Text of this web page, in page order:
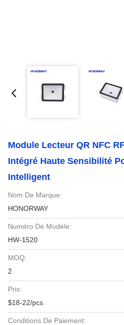
Module Lecteur QR NFC
Intégré Haute Sensibilité
Intelligent
Nom De Marque:
HONORWAY
Numéro De Modèle:
HW-1520
MOQ:
2
Prix:
$18-22/pcs
Conditions De Paiement: